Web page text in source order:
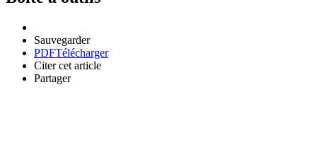
Sauvegarder
PDFTélécharger
Citer cet article
Partager